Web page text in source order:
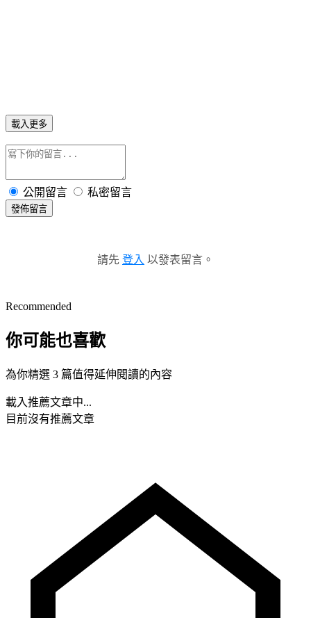
載入更多
公開留言 私密留言
發佈留言
請先 登入 以發表留言。
Recommended
你可能也喜歡
為你精選 3 篇值得延伸閱讀的內容
載入推薦文章中...
目前沒有推薦文章